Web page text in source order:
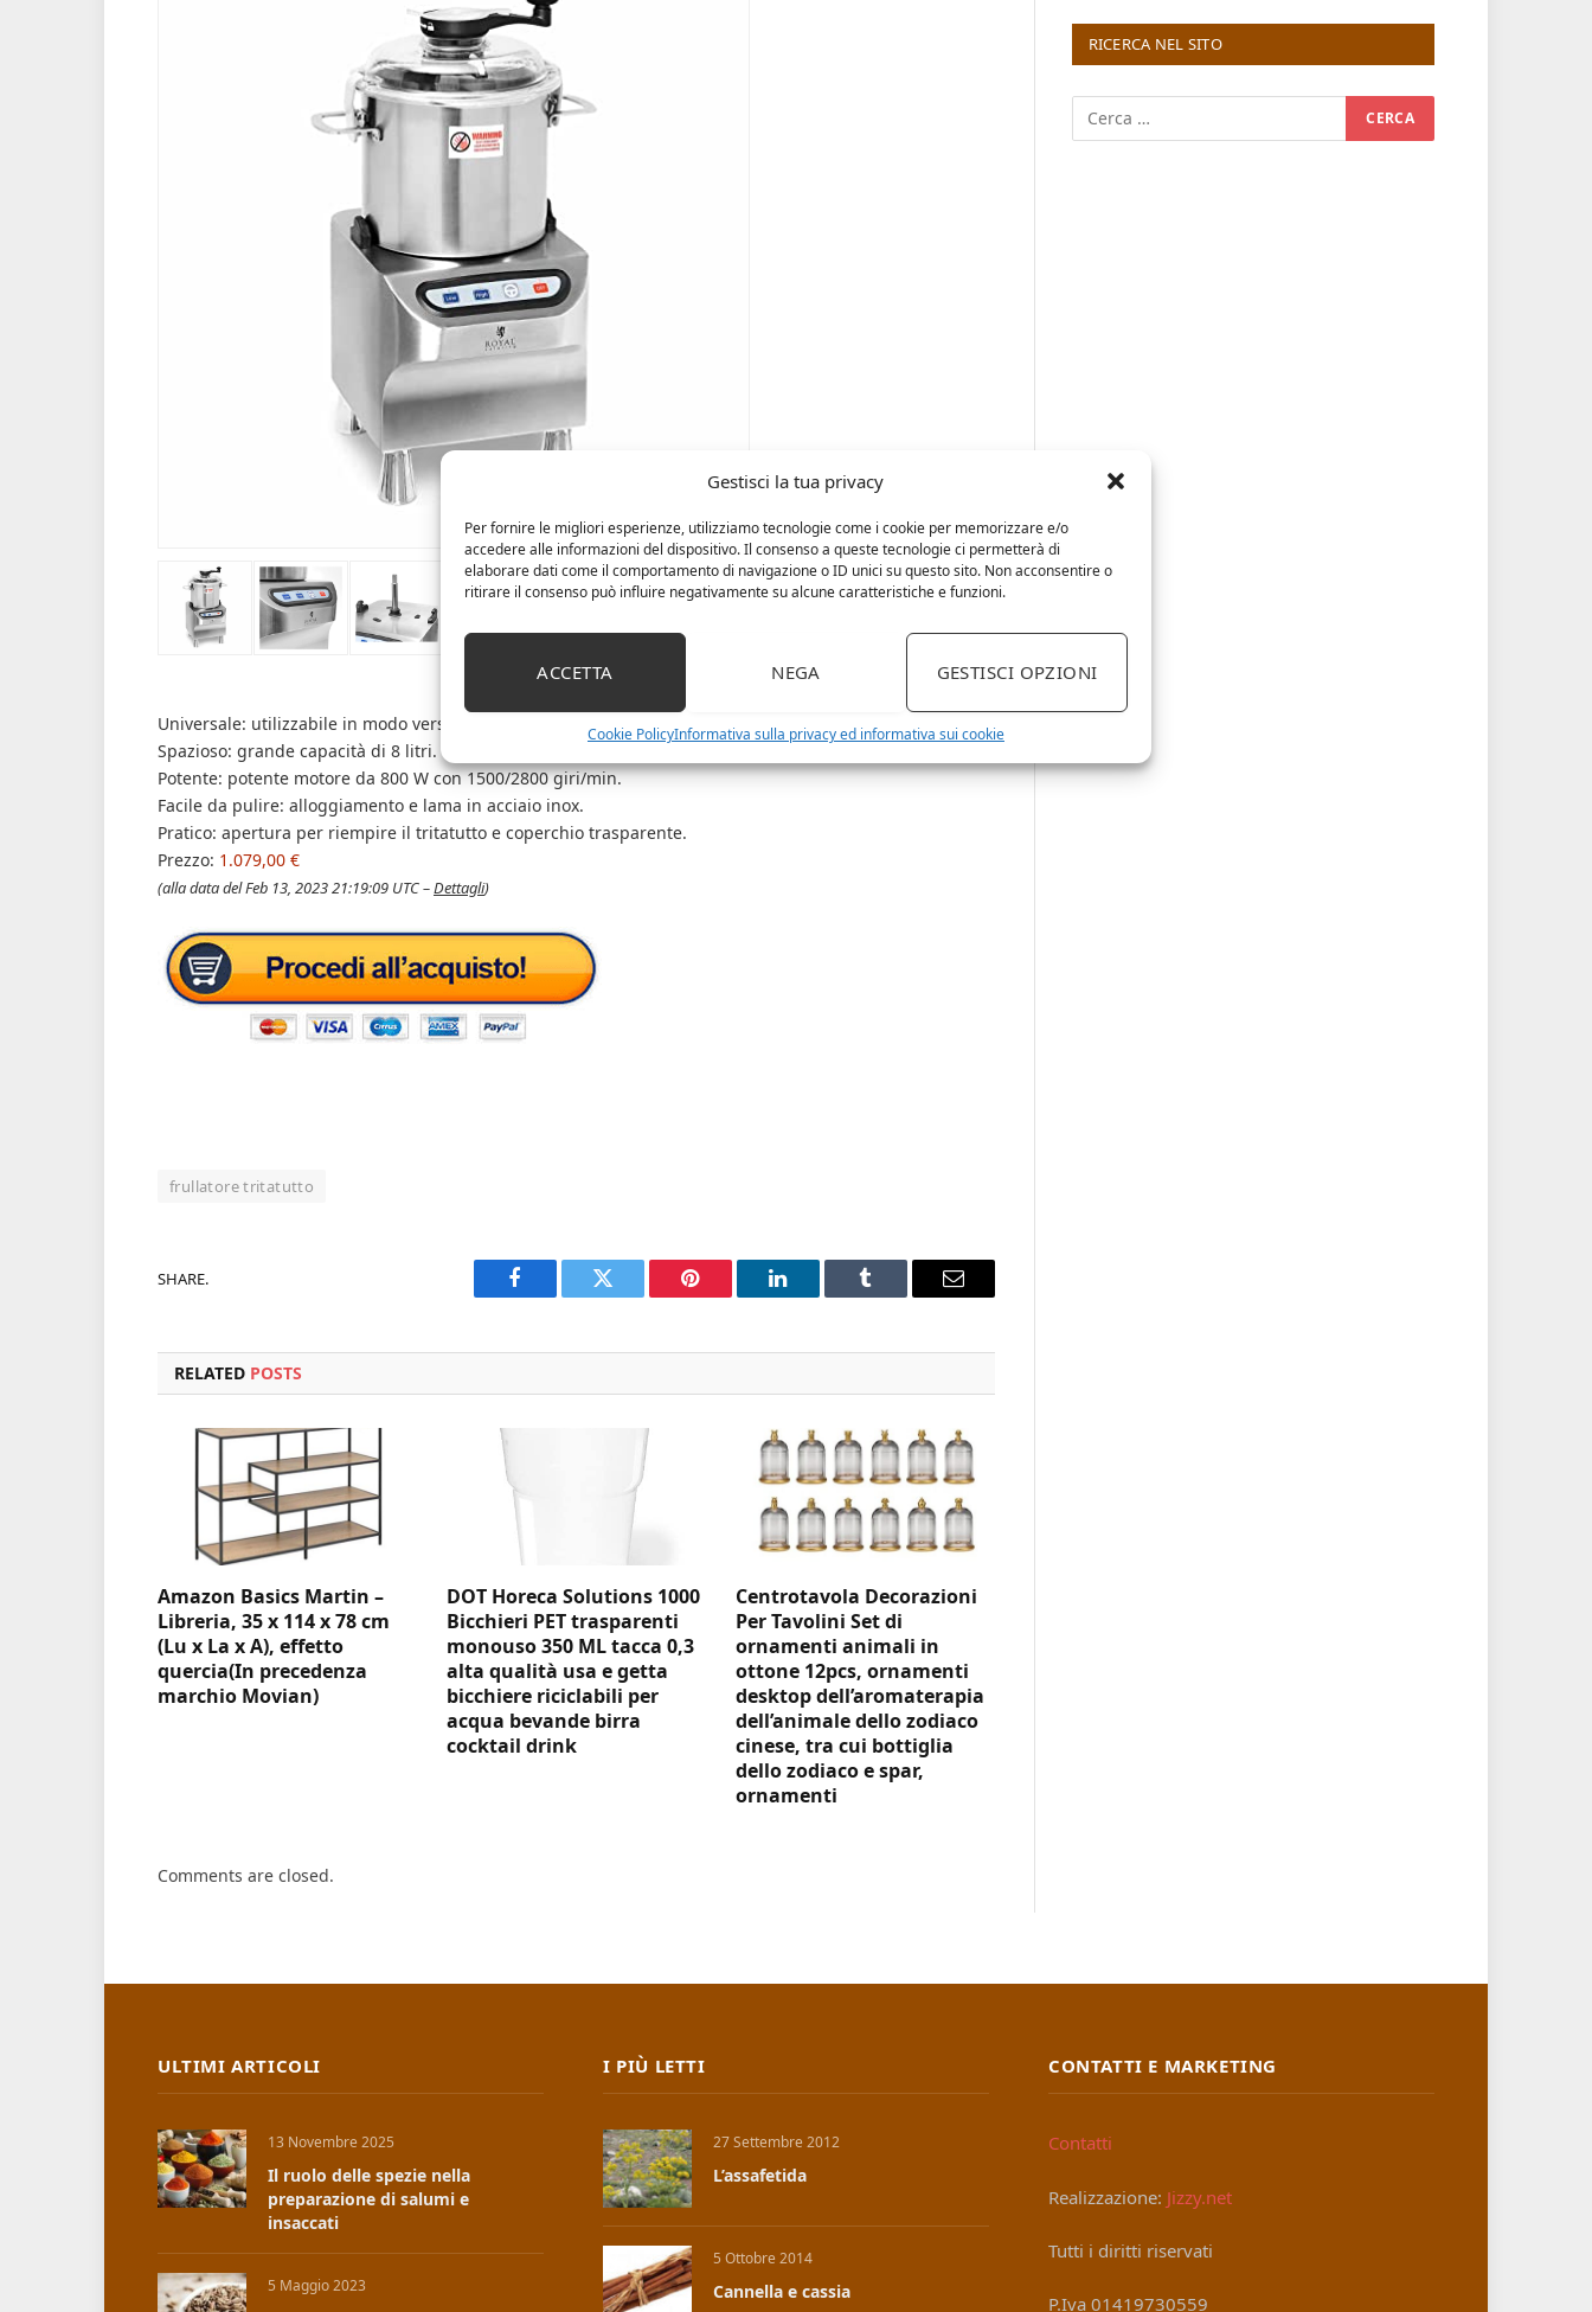
Gestisci la tua privacy
Per fornire le migliori esperienze, utilizziamo tecnologie come i cookie per memorizzare e/o
accedere alle informazioni del dispositivo. Il consenso a queste tecnologie ci permetterà di
elaborare dati come il comportamento di navigazione o ID unici su questo sito. Non acconsentire o
ritirare il consenso può influire negativamente su alcune caratteristiche e funzioni.
ACCETTA NEGA GESTISCI OPZIONI
Cookie PolicyInformativa sulla privacy ed informativa sui cookie
Universale: utilizzabile in modo versatile per carne e verdure.
Spazioso: grande capacità di 8 litri.
Potente: potente motore da 800 W con 1500/2800 giri/min.
Facile da pulire: alloggiamento e lama in acciaio inox.
Pratico: apertura per riempire il tritatutto e coperchio trasparente.
Prezzo: 1.079,00 €
(alla data del Feb 13, 2023 21:19:09 UTC –Dettagli)
frullatore tritatutto
SHARE.
Facebook Twitter Pinterest LinkedIn Tumblr Email
RELATED POSTS
Amazon Basics Martin –
Libreria, 35 x 114 x 78 cm
(Lu x La x A), effetto
quercia(In precedenza
marchio Movian)
DOT Horeca Solutions 1000
Bicchieri PET trasparenti
monouso 350 ML tacca 0,3
alta qualità usa e getta
bicchiere riciclabili per
acqua bevande birra
cocktail drink
Centrotavola Decorazioni
Per Tavolini Set di
ornamenti animali in
ottone 12pcs, ornamenti
desktop dell’aromaterapia
dell’animale dello zodiaco
cinese, tra cui bottiglia
dello zodiaco e spar,
ornamenti
Comments are closed.
RICERCA NEL SITO
ULTIMI ARTICOLI
13 Novembre 2025
Il ruolo delle spezie nella
preparazione di salumi e
insaccati
5 Maggio 2023
I PIÙ LETTI
27 Settembre 2012
L’assafetida
5 Ottobre 2014
Cannella e cassia
CONTATTI E MARKETING
Contatti
Realizzazione: Jizzy.net
Tutti i diritti riservati
P.Iva 01419730559